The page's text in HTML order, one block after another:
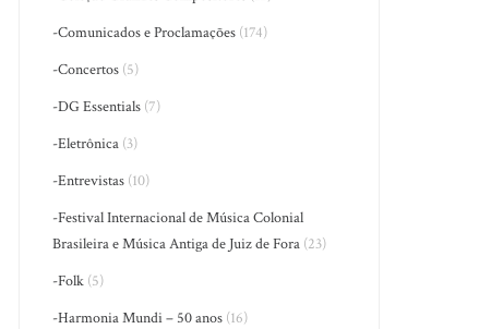
-Comunicados e Proclamações (174)
-Concertos (5)
-DG Essentials (7)
-Eletrônica (3)
-Entrevistas (10)
-Festival Internacional de Música Colonial
Brasileira e Música Antiga de Juiz de Fora (23)
-Folk (5)
-Harmonia Mundi – 50 anos (16)